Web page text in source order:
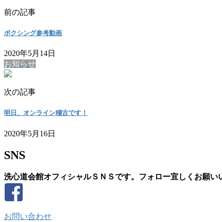
前の記事
ボクシング参考動画
2020年5月14日
お知らせ
次の記事
明日、オンライン稽古です！
2020年5月16日
SNS
洗心道会館オフィシャルＳＮＳです。フォロー宜しくお願い
お問い合わせ